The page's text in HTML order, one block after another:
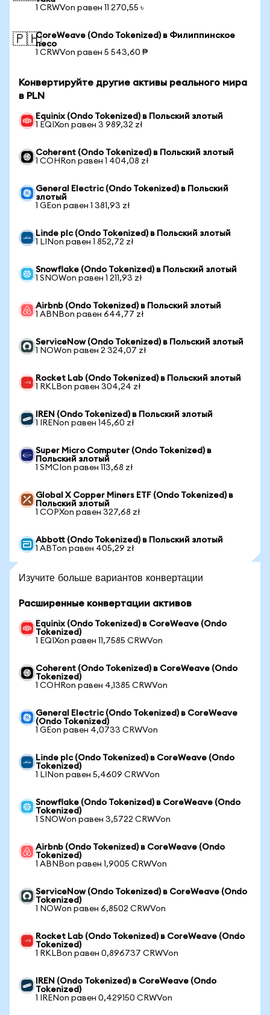
1 CRWVon равен 11 270,55 ৳
🇵🇭CoreWeave (Ondo Tokenized) в Филиппинское
песо
1 CRWVon равен 5 543,60 ₱
Конвертируйте другие активы реального мира
в PLN
Equinix (Ondo Tokenized) в Польский злотый
1 EQIXon равен 3 989,32 zł
Coherent (Ondo Tokenized) в Польский злотый
1 COHRon равен 1 404,08 zł
General Electric (Ondo Tokenized) в Польский
злотый
1 GEon равен 1 381,93 zł
Linde plc (Ondo Tokenized) в Польский злотый
1 LINon равен 1 852,72 zł
Snowflake (Ondo Tokenized) в Польский злотый
1 SNOWon равен 1 211,93 zł
Airbnb (Ondo Tokenized) в Польский злотый
1 ABNBon равен 644,77 zł
ServiceNow (Ondo Tokenized) в Польский злотый
1 NOWon равен 2 324,07 zł
Rocket Lab (Ondo Tokenized) в Польский злотый
1 RKLBon равен 304,24 zł
IREN (Ondo Tokenized) в Польский злотый
1 IRENon равен 145,60 zł
Super Micro Computer (Ondo Tokenized) в
Польский злотый
1 SMCIon равен 113,68 zł
Global X Copper Miners ETF (Ondo Tokenized) в
Польский злотый
1 COPXon равен 327,68 zł
Abbott (Ondo Tokenized) в Польский злотый
1 ABTon равен 405,29 zł
Изучите больше вариантов конвертации
Расширенные конвертации активов
Equinix (Ondo Tokenized) в CoreWeave (Ondo
Tokenized)
1 EQIXon равен 11,7585 CRWVon
Coherent (Ondo Tokenized) в CoreWeave (Ondo
Tokenized)
1 COHRon равен 4,1385 CRWVon
General Electric (Ondo Tokenized) в CoreWeave
(Ondo Tokenized)
1 GEon равен 4,0733 CRWVon
Linde plc (Ondo Tokenized) в CoreWeave (Ondo
Tokenized)
1 LINon равен 5,4609 CRWVon
Snowflake (Ondo Tokenized) в CoreWeave (Ondo
Tokenized)
1 SNOWon равен 3,5722 CRWVon
Airbnb (Ondo Tokenized) в CoreWeave (Ondo
Tokenized)
1 ABNBon равен 1,9005 CRWVon
ServiceNow (Ondo Tokenized) в CoreWeave (Ondo
Tokenized)
1 NOWon равен 6,8502 CRWVon
Rocket Lab (Ondo Tokenized) в CoreWeave (Ondo
Tokenized)
1 RKLBon равен 0,896737 CRWVon
IREN (Ondo Tokenized) в CoreWeave (Ondo
Tokenized)
1 IRENon равен 0,429150 CRWVon